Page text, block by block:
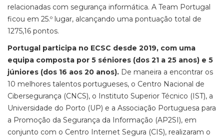
relacionadas com segurança informática. A Team Portugal
ficou em 25.º lugar, alcançando uma pontuação total de
1275,16 pontos.
Portugal participa no ECSC desde 2019, com uma
equipa composta por 5 séniores (dos 21 a 25 anos) e 5
júniores (dos 16 aos 20 anos). De maneira a encontrar os
10 melhores talentos portugueses, o Centro Nacional de
Cibersegurança (CNCS), o Instituto Superior Técnico (IST), a
Universidade do Porto (UP) e a Associação Portuguesa para
a Promoção da Segurança da Informação (AP2SI), em
conjunto com o Centro Internet Segura (CIS), realizaram o